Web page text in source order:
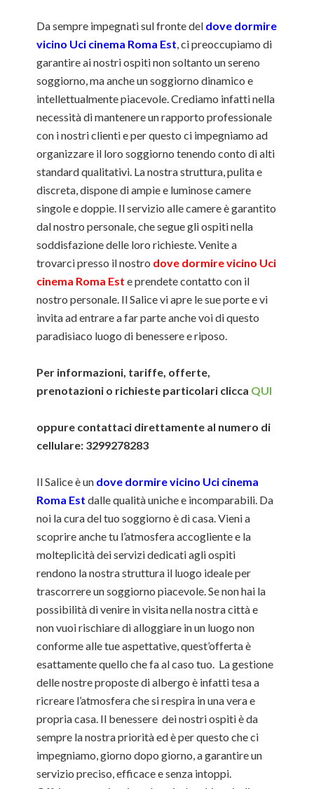
Da sempre impegnati sul fronte del dove dormire
vicino Uci cinema Roma Est, ci preoccupiamo di
garantire ai nostri ospiti non soltanto un sereno
soggiorno, ma anche un soggiorno dinamico e
intellettualmente piacevole. Crediamo infatti nella
necessità di mantenere un rapporto professionale
con i nostri clienti e per questo ci impegniamo ad
organizzare il loro soggiorno tenendo conto di alti
standard qualitativi. La nostra struttura, pulita e
discreta, dispone di ampie e luminose camere
singole e doppie. Il servizio alle camere è garantito
dal nostro personale, che segue gli ospiti nella
soddisfazione delle loro richieste. Venite a
trovarci presso il nostro dove dormire vicino Uci
cinema Roma Este prendete contatto con il
nostro personale. Il Salice vi apre le sue porte e vi
invita ad entrare a far parte anche voi di questo
paradisiaco luogo di benessere e riposo.
Per informazioni, tariffe, offerte,
prenotazioni o richieste particolari clicca QUI
oppure contattaci direttamente al numero di
cellulare: 3299278283
Il Salice è un dove dormire vicino Uci cinema
Roma Est dalle qualità uniche e incomparabili. Da
noi la cura del tuo soggiorno è di casa. Vieni a
scoprire anche tu l’atmosfera accogliente e la
molteplicità dei servizi dedicati agli ospiti
rendono la nostra struttura il luogo ideale per
trascorrere un soggiorno piacevole. Se non hai la
possibilità di venire in visita nella nostra città e
non vuoi rischiare di alloggiare in un luogo non
conforme alle tue aspettative, quest’offerta è
esattamente quello che fa al caso tuo. La gestione
delle nostre proposte di albergo è infatti tesa a
ricreare l’atmosfera che si respira in una vera e
propria casa. Il benessere dei nostri ospiti è da
sempre la nostra priorità ed è per questo che ci
impegniamo, giorno dopo giorno, a garantire un
servizio preciso, efficace e senza intoppi.